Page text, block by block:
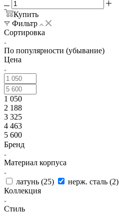
Купить
Фильтр
Сортировка
По популярности (убывание)
Цена
1 050
2 188
3 325
4 463
5 600
Бренд
Материал корпуса
латунь (25) нерж. сталь (2)
Коллекция
Стиль